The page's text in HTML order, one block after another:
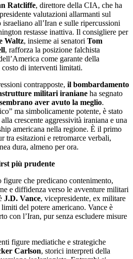
Ratcliffe, direttore della CIA, che ha
valutazioni allarmanti sul
all’Iran e sulle ripercussioni
restasse inattiva. Il consigliere per
Waltz, insieme ai senatori Tom
, rafforza la posizione falchista
come garante della
costo di interventi limitati.
contrapposte, il bombardamento
militari iraniane ha segnato
aver avuto la meglio.
ma simbolicamente potente, è stato
crescente aggressività iraniana e una
americana nella regione. È il primo
tra esitazioni e retromarce verbali,
dura, almeno per ora.
più prudente
figure che predicano contenimento,
e diffidenza verso le avventure militari
J.D. Vance, vicepresidente, ex militare
del potere americano. Vance è
con l’Iran, pur senza escludere misure
figure mediatiche e strategiche
Carlson, storici interpreti della